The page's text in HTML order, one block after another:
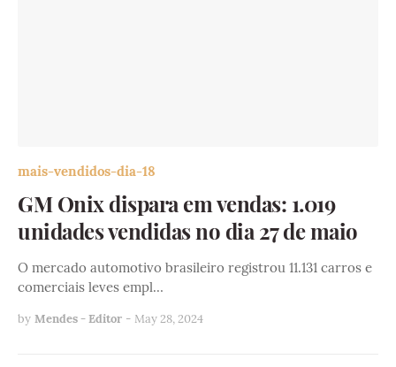
mais-vendidos-dia-18
GM Onix dispara em vendas: 1.019
unidades vendidas no dia 27 de maio
O mercado automotivo brasileiro registrou 11.131 carros e
comerciais leves empl…
by Mendes - Editor - May 28, 2024